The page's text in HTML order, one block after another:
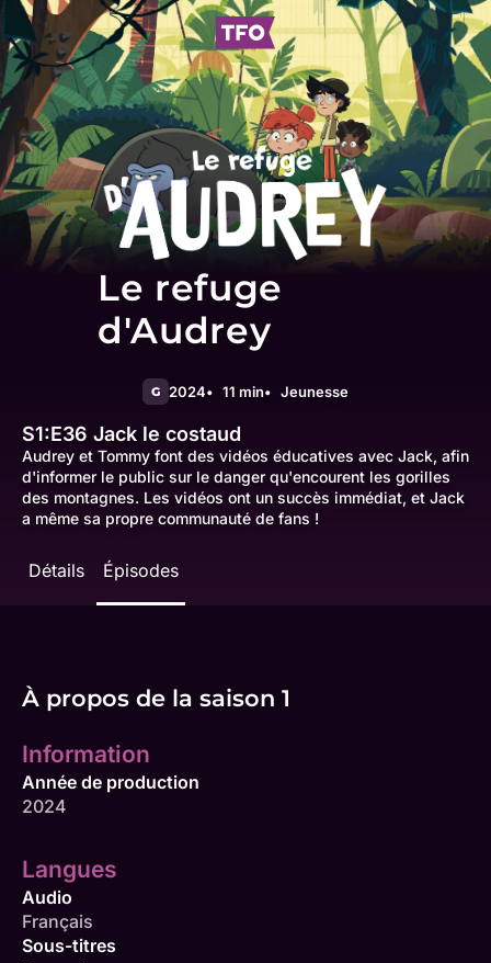
Le refuge
d'Audrey
G 2024 11 min Jeunesse
S1:E36 Jack le costaud
Audrey et Tommy font des vidéos éducatives avec Jack, afin
d'informer le public sur le danger qu'encourent les gorilles
des montagnes. Les vidéos ont un succès immédiat, et Jack
a même sa propre communauté de fans !
Détails Épisodes
À propos de la saison 1
Information
Année de production
2024
Langues
Audio
Français
Sous-titres